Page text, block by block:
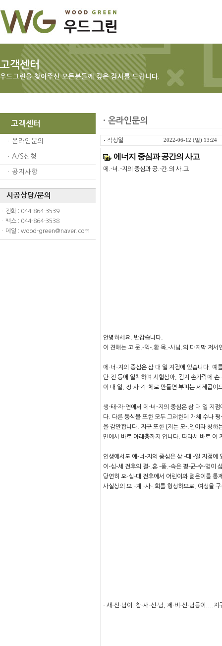
고객센터
우드그린을 찾아주신 모든분들께 깊은 감사를 드립니다.
고객센터
ㆍ 온라인문의
ㆍ A/S신청
ㆍ 공지사항
시공상담/문의
ㆍ전화 : 044-864-3539
ㆍ팩스 : 044-864-3538
ㆍ메일 : wood-green@naver.com
ㆍ온라인문의
ㆍ 작성일 2022-06-12 (일) 13:24
에너지 중심과 공간의 사고
에.-너.-지의 중심과 공.-간.의 사.고
안녕하세요. 반갑습니다.
이 견해는 고 문.-익-.환 목.-사님.의 마지막 저
에-너-지의 중심은 삼 대 일 지점에 있습니다.
단-전 등에 일치하며 시험삼아, 검지 손가락에
이 대 일, 정-사-각-체로 만들면 부피는 세제곱이
생-태-자-연에서 에-너-지의 중심은 삼 대 일 지
다. 다른 동식물 또한 모두 그러한데 개체 수나
을 감안합니다. 지구 또한 {저는 모-.인이라 칭하
면에서 바로 아래층까지 입니다. 따라서 바로 이
인생에서도 에-너-지의 중심은 삼 -대 -일 지점
이-십-세 전후의 결-.혼 -풍.-속은 평-균-수-명이
당연히 오-십-대 전후에서 어린이와 젊은이를
사실상의 모.-계.-사-.회를 형성하므로, 여성을
- 새-신-님이. 참-새-신-님, 제-비-신-님등이....지